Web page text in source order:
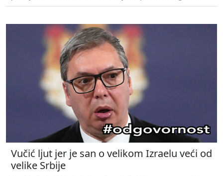
Vučić ljut jer je san o velikom Izraelu veći od
velike Srbije